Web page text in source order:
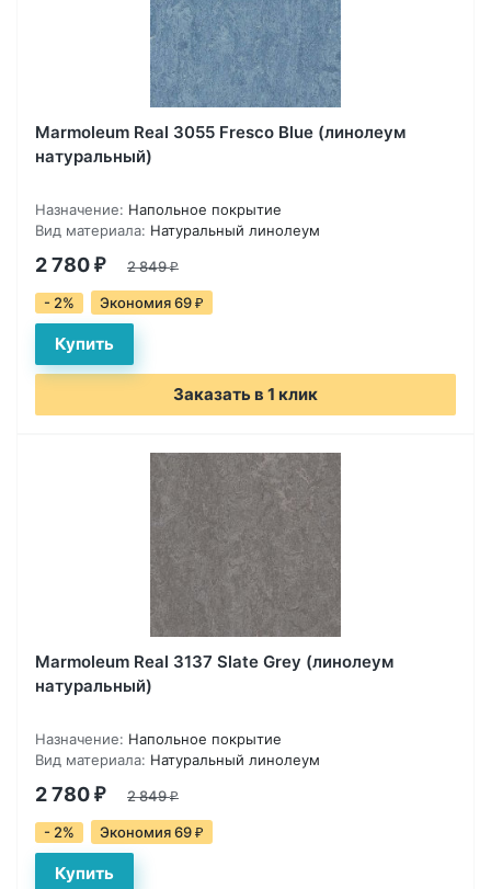
Marmoleum Real 3055 Fresco Blue (линолеум
натуральный)
Назначение: Напольное покрытие
Вид материала: Натуральный линолеум
2 780 ₽ 2 849₽
- 2% Экономия 69 ₽
Заказать в 1 клик
Marmoleum Real 3137 Slate Grey (линолеум
натуральный)
Назначение: Напольное покрытие
Вид материала: Натуральный линолеум
2 780 ₽ 2 849₽
- 2% Экономия 69 ₽